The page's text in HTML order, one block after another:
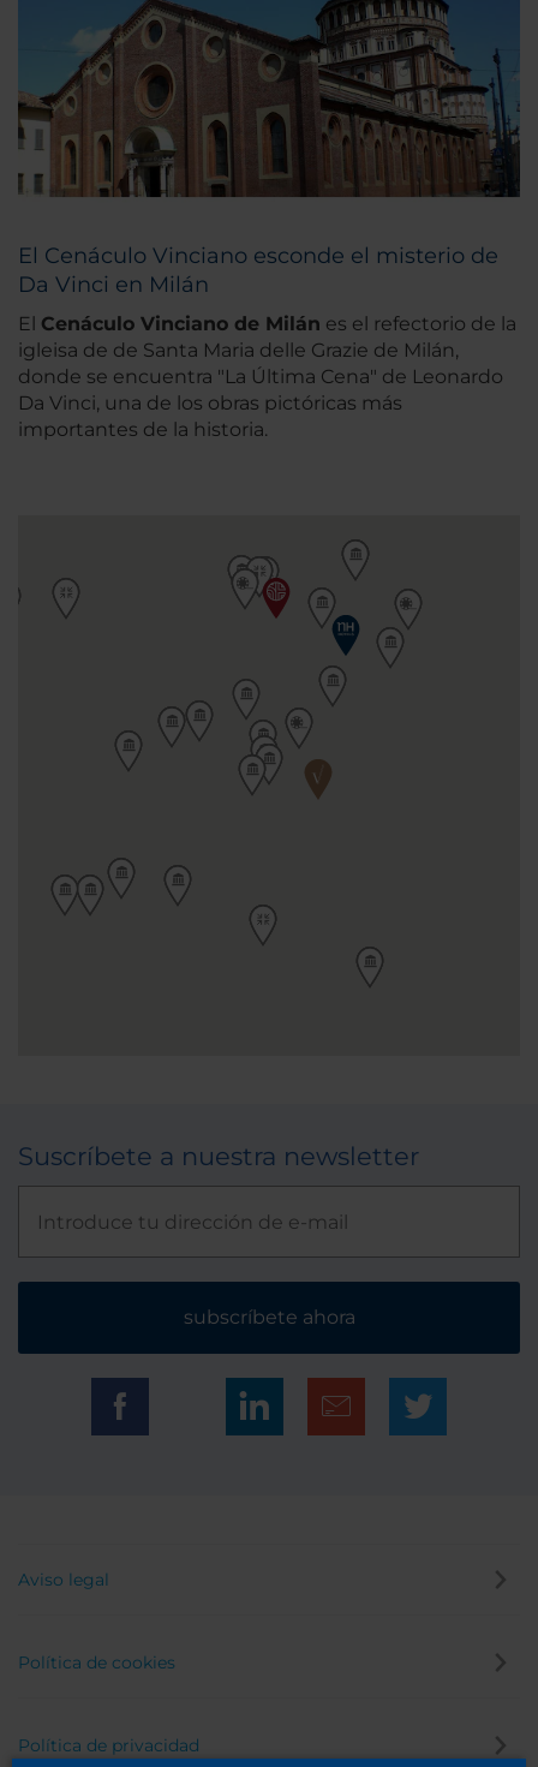
El Cenáculo Vinciano esconde el misterio de
Da Vinci en Milán
El Cenáculo Vinciano de Milán es el refectorio de la
igleisa de de Santa Maria delle Grazie de Milán,
donde se encuentra "La Última Cena" de Leonardo
Da Vinci, una de los obras pictóricas más
importantes de la historia.
Suscríbete a nuestra newsletter
subscríbete ahora
Aviso legal
Política de cookies
Política de privacidad